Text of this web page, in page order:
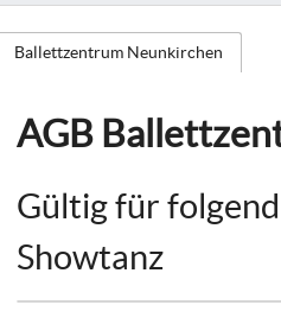
Ballettzentrum Neunkirchen
AGB
Gültig für
Showtanz